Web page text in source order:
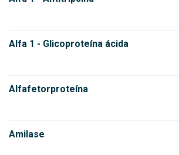
Alfa 1 - Glicoproteína ácida
Alfafetorproteína
Amilase